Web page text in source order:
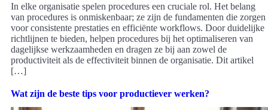
In elke organisatie spelen procedures een cruciale rol. Het belang
van procedures is onmiskenbaar; ze zijn de fundamenten die zorgen
voor consistente prestaties en efficiënte workflows. Door duidelijke
richtlijnen te bieden, helpen procedures bij het optimaliseren van
dagelijkse werkzaamheden en dragen ze bij aan zowel de
productiviteit als de effectiviteit binnen de organisatie. Dit artikel
[…]
Wat zijn de beste tips voor productiever werken?